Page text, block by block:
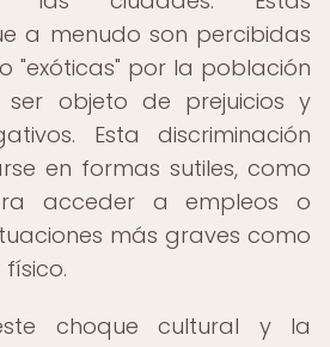
a menudo son percibidas
"exóticas" por la población
ser objeto de prejuicios y
Esta discriminación
en formas sutiles, como
acceder a empleos o
más graves como
choque cultural y la